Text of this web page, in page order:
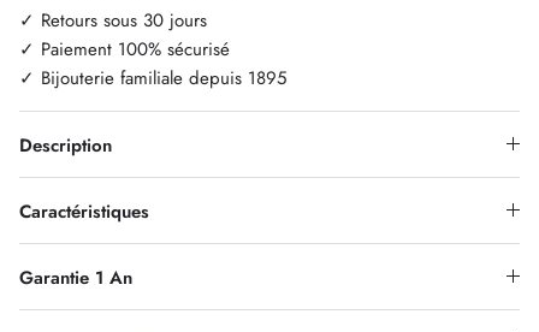
✓ Retours sous 30 jours
✓ Paiement 100% sécurisé
✓ Bijouterie familiale depuis 1895
Description
Caractéristiques
Garantie 1 An